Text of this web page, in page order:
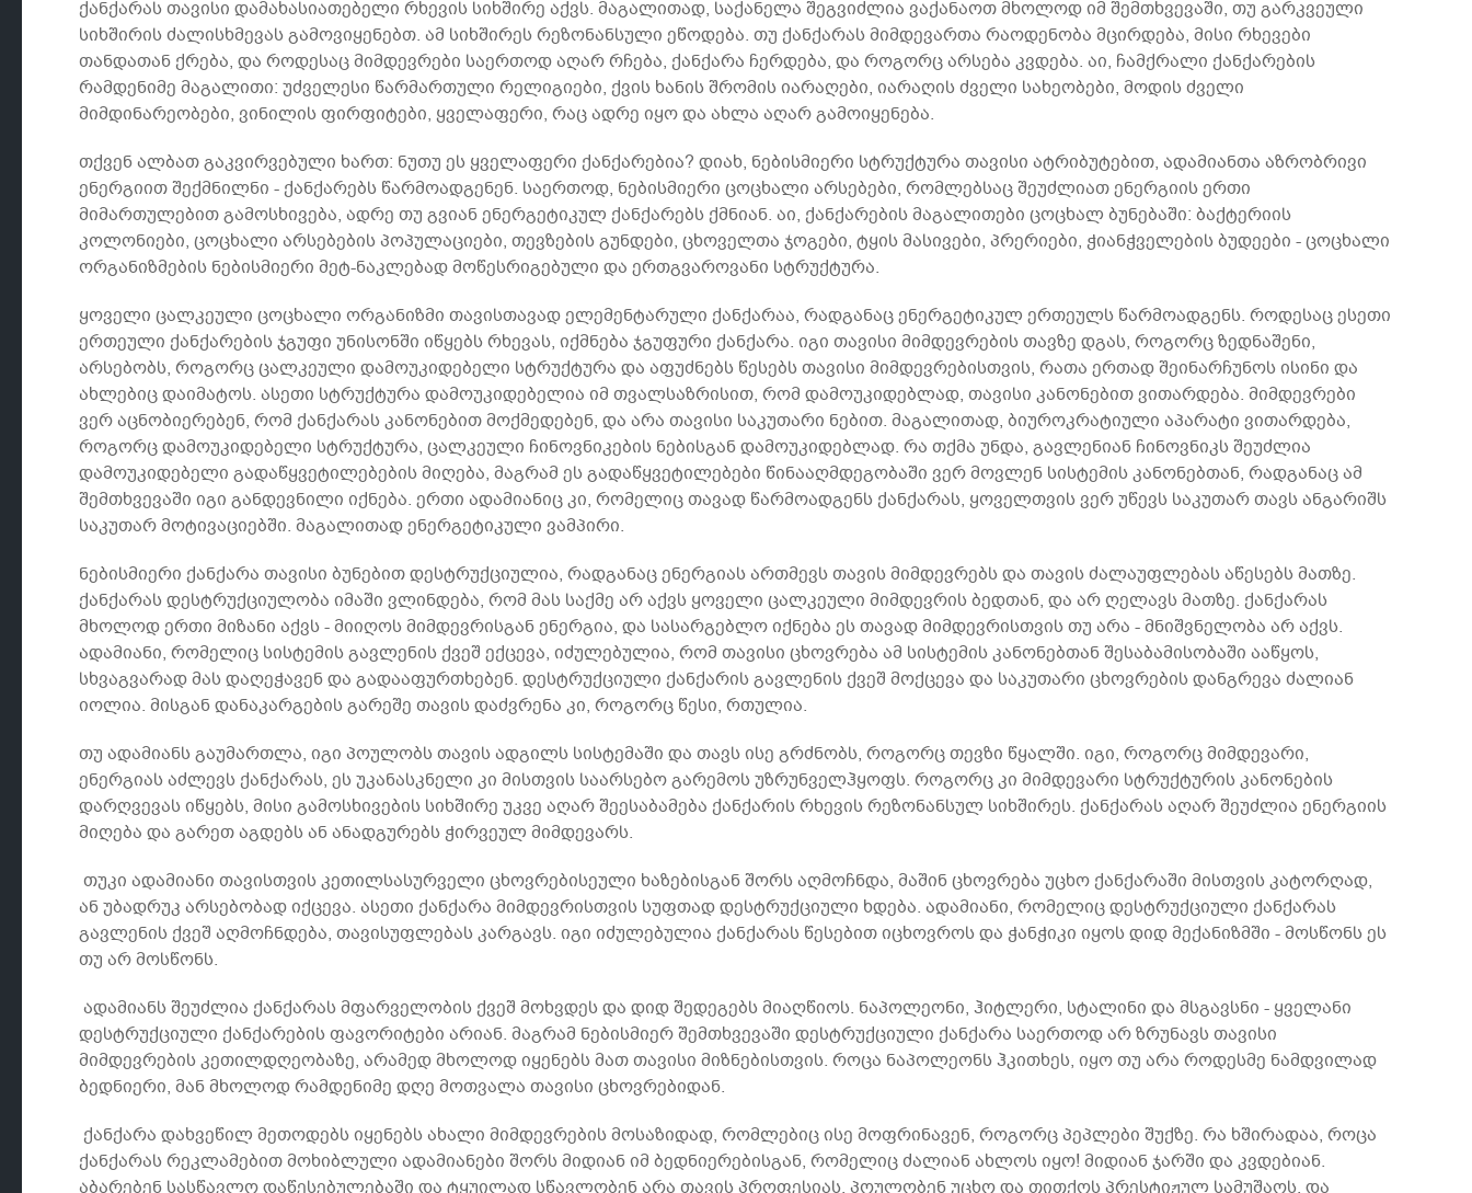
ქანქარას თავისი დამახასიათებელი რხევის სიხშირე აქვს. მაგალითად, საქანელა შეგვიძლია ვაქანაოთ მხოლოდ იმ შემთხვევაში, თუ გარკვეული
სიხშირის ძალისხმევას გამოვიყენებთ. ამ სიხშირეს რეზონანსული ეწოდება. თუ ქანქარას მიმდევართა რაოდენობა მცირდება, მისი რხევები
თანდათან ქრება, და როდესაც მიმდევრები საერთოდ აღარ რჩება, ქანქარა ჩერდება, და როგორც არსება კვდება. აი, ჩამქრალი ქანქარების
რამდენიმე მაგალითი: უძველესი წარმართული რელიგიები, ქვის ხანის შრომის იარაღები, იარაღის ძველი სახეობები, მოდის ძველი
მიმდინარეობები, ვინილის ფირფიტები, ყველაფერი, რაც ადრე იყო და ახლა აღარ გამოიყენება.
თქვენ ალბათ გაკვირვებული ხართ: ნუთუ ეს ყველაფერი ქანქარებია? დიახ, ნებისმიერი სტრუქტურა თავისი ატრიბუტებით, ადამიანთა აზრობრივი
ენერგიით შექმნილნი - ქანქარებს წარმოადგენენ. საერთოდ, ნებისმიერი ცოცხალი არსებები, რომლებსაც შეუძლიათ ენერგიის ერთი
მიმართულებით გამოსხივება, ადრე თუ გვიან ენერგეტიკულ ქანქარებს ქმნიან. აი, ქანქარების მაგალითები ცოცხალ ბუნებაში: ბაქტერიის
კოლონიები, ცოცხალი არსებების პოპულაციები, თევზების გუნდები, ცხოველთა ჯოგები, ტყის მასივები, პრერიები, ჭიანჭველების ბუდეები - ცოცხალი
ორგანიზმების ნებისმიერი მეტ-ნაკლებად მოწესრიგებული და ერთგვაროვანი სტრუქტურა.
ყოველი ცალკეული ცოცხალი ორგანიზმი თავისთავად ელემენტარული ქანქარაა, რადგანაც ენერგეტიკულ ერთეულს წარმოადგენს. როდესაც ესეთი
ერთეული ქანქარების ჯგუფი უნისონში იწყებს რხევას, იქმნება ჯგუფური ქანქარა. იგი თავისი მიმდევრების თავზე დგას, როგორც ზედნაშენი,
არსებობს, როგორც ცალკეული დამოუკიდებელი სტრუქტურა და აფუძნებს წესებს თავისი მიმდევრებისთვის, რათა ერთად შეინარჩუნოს ისინი და
ახლებიც დაიმატოს. ასეთი სტრუქტურა დამოუკიდებელია იმ თვალსაზრისით, რომ დამოუკიდებლად, თავისი კანონებით ვითარდება. მიმდევრები
ვერ აცნობიერებენ, რომ ქანქარას კანონებით მოქმედებენ, და არა თავისი საკუთარი ნებით. მაგალითად, ბიუროკრატიული აპარატი ვითარდება,
როგორც დამოუკიდებელი სტრუქტურა, ცალკეული ჩინოვნიკების ნებისგან დამოუკიდებლად. რა თქმა უნდა, გავლენიან ჩინოვნიკს შეუძლია
დამოუკიდებელი გადაწყვეტილებების მიღება, მაგრამ ეს გადაწყვეტილებები წინააღმდეგობაში ვერ მოვლენ სისტემის კანონებთან, რადგანაც ამ
შემთხვევაში იგი განდევნილი იქნება. ერთი ადამიანიც კი, რომელიც თავად წარმოადგენს ქანქარას, ყოველთვის ვერ უწევს საკუთარ თავს ანგარიშს
საკუთარ მოტივაციებში. მაგალითად ენერგეტიკული ვამპირი.
ნებისმიერი ქანქარა თავისი ბუნებით დესტრუქციულია, რადგანაც ენერგიას ართმევს თავის მიმდევრებს და თავის ძალაუფლებას აწესებს მათზე.
ქანქარას დესტრუქციულობა იმაში ვლინდება, რომ მას საქმე არ აქვს ყოველი ცალკეული მიმდევრის ბედთან, და არ ღელავს მათზე. ქანქარას
მხოლოდ ერთი მიზანი აქვს - მიიღოს მიმდევრისგან ენერგია, და სასარგებლო იქნება ეს თავად მიმდევრისთვის თუ არა - მნიშვნელობა არ აქვს.
ადამიანი, რომელიც სისტემის გავლენის ქვეშ ექცევა, იძულებულია, რომ თავისი ცხოვრება ამ სისტემის კანონებთან შესაბამისობაში ააწყოს,
სხვაგვარად მას დაღეჭავენ და გადააფურთხებენ. დესტრუქციული ქანქარის გავლენის ქვეშ მოქცევა და საკუთარი ცხოვრების დანგრევა ძალიან
იოლია. მისგან დანაკარგების გარეშე თავის დაძვრენა კი, როგორც წესი, რთულია.
თუ ადამიანს გაუმართლა, იგი პოულობს თავის ადგილს სისტემაში და თავს ისე გრძნობს, როგორც თევზი წყალში. იგი, როგორც მიმდევარი,
ენერგიას აძლევს ქანქარას, ეს უკანასკნელი კი მისთვის საარსებო გარემოს უზრუნველჰყოფს. როგორც კი მიმდევარი სტრუქტურის კანონების
დარღვევას იწყებს, მისი გამოსხივების სიხშირე უკვე აღარ შეესაბამება ქანქარის რხევის რეზონანსულ სიხშირეს. ქანქარას აღარ შეუძლია ენერგიის
მიღება და გარეთ აგდებს ან ანადგურებს ჭირვეულ მიმდევარს.
თუკი ადამიანი თავისთვის კეთილსასურველი ცხოვრებისეული ხაზებისგან შორს აღმოჩნდა, მაშინ ცხოვრება უცხო ქანქარაში მისთვის კატორღად,
ან უბადრუკ არსებობად იქცევა. ასეთი ქანქარა მიმდევრისთვის სუფთად დესტრუქციული ხდება. ადამიანი, რომელიც დესტრუქციული ქანქარას
გავლენის ქვეშ აღმოჩნდება, თავისუფლებას კარგავს. იგი იძულებულია ქანქარას წესებით იცხოვროს და ჭანჭიკი იყოს დიდ მექანიზმში - მოსწონს ეს
თუ არ მოსწონს.
ადამიანს შეუძლია ქანქარას მფარველობის ქვეშ მოხვდეს და დიდ შედეგებს მიაღწიოს. ნაპოლეონი, ჰიტლერი, სტალინი და მსგავსნი - ყველანი
დესტრუქციული ქანქარების ფავორიტები არიან. მაგრამ ნებისმიერ შემთხვევაში დესტრუქციული ქანქარა საერთოდ არ ზრუნავს თავისი
მიმდევრების კეთილდღეობაზე, არამედ მხოლოდ იყენებს მათ თავისი მიზნებისთვის. როცა ნაპოლეონს ჰკითხეს, იყო თუ არა როდესმე ნამდვილად
ბედნიერი, მან მხოლოდ რამდენიმე დღე მოთვალა თავისი ცხოვრებიდან.
ქანქარა დახვეწილ მეთოდებს იყენებს ახალი მიმდევრების მოსაზიდად, რომლებიც ისე მოფრინავენ, როგორც პეპლები შუქზე. რა ხშირადაა, როცა
ქანქარას რეკლამებით მოხიბლული ადამიანები შორს მიდიან იმ ბედნიერებისგან, რომელიც ძალიან ახლოს იყო! მიდიან ჯარში და კვდებიან.
აბარებენ სასწავლო დაწესებულებაში და ტყუილად სწავლობენ არა თავის პროფესიას. პოულობენ უცხო და თითქოს პრესტიჟულ სამუშაოს, და